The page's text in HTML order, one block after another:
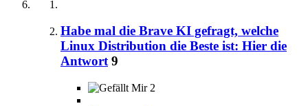
Habe mal die Brave KI gefragt, welche
Linux Distribution die Beste ist: Hier die
Antwort 9
2